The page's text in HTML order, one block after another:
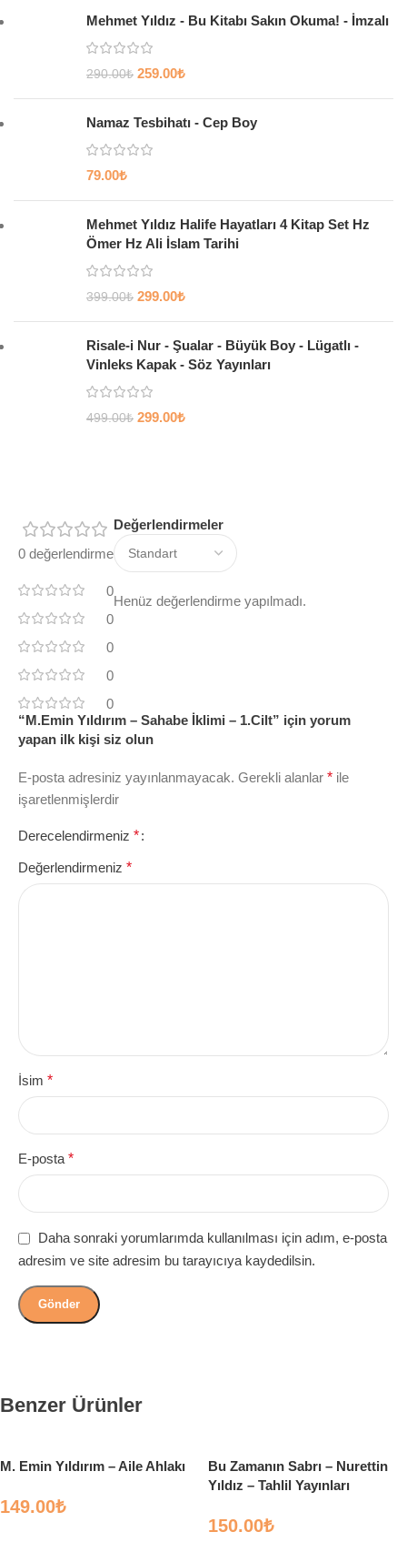
Mehmet Yıldız - Bu Kitabı Sakın Okuma! - İmzalı
290.00₺ 259.00₺
Namaz Tesbihatı - Cep Boy
79.00₺
Mehmet Yıldız Halife Hayatları 4 Kitap Set Hz
Ömer Hz Ali İslam Tarihi
399.00₺ 299.00₺
Risale-i Nur - Şualar - Büyük Boy - Lügatlı -
Vinleks Kapak - Söz Yayınları
499.00₺ 299.00₺
0 değerlendirme
0
0
0
0
0
Değerlendirmeler
Henüz değerlendirme yapılmadı.
“M.Emin Yıldırım – Sahabe İklimi – 1.Cilt” için yorum
yapan ilk kişi siz olun
E-posta adresiniz yayınlanmayacak. Gerekli alanlar * ile
işaretlenmişlerdir
Derecelendirmeniz *
Değerlendirmeniz *
İsim *
E-posta *
Daha sonraki yorumlarımda kullanılması için adım, e-posta
adresim ve site adresim bu tarayıcıya kaydedilsin.
Benzer Ürünler
M. Emin Yıldırım – Aile Ahlakı
149.00₺
Bu Zamanın Sabrı – Nurettin
Yıldız – Tahlil Yayınları
150.00₺